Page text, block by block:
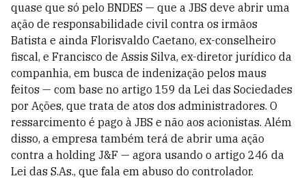
quase que só pelo BNDES — que a JBS deve abrir uma
ação de responsabilidade civil contra os irmãos
Batista e ainda Florisvaldo Caetano, ex-conselheiro
fiscal, e Francisco de Assis Silva, ex-diretor jurídico da
companhia, em busca de indenização pelos maus
feitos — com base no artigo 159 da Lei das Sociedades
por Ações, que trata de atos dos administradores. O
ressarcimento é pago à JBS e não aos acionistas. Além
disso, a empresa também terá de abrir uma ação
contra a holding J&F — agora usando o artigo 246 da
Lei das S.As., que fala em abuso do controlador.